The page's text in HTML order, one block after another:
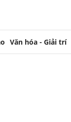
Văn hóa - Giải trí